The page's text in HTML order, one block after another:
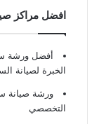
افضل مراكز
أفضل ورشة
الخبرة لصيانة
ورشة صيانة
التخصصي